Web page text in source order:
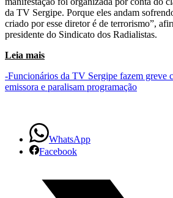
Sergipe
deixa
o
cargo
da TV Sergipe. Porque eles andam
criado por esse diretor é de terrorismo”,
presidente do Sindicato dos Radialistas.
Leia mais
-Funcionários da TV Sergipe fazem greve
emissora e paralisam programação
WhatsApp
Facebook